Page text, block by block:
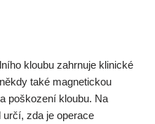
kloubu zahrnuje klinické
také magnetickou
poškození kloubu. Na
zda je operace